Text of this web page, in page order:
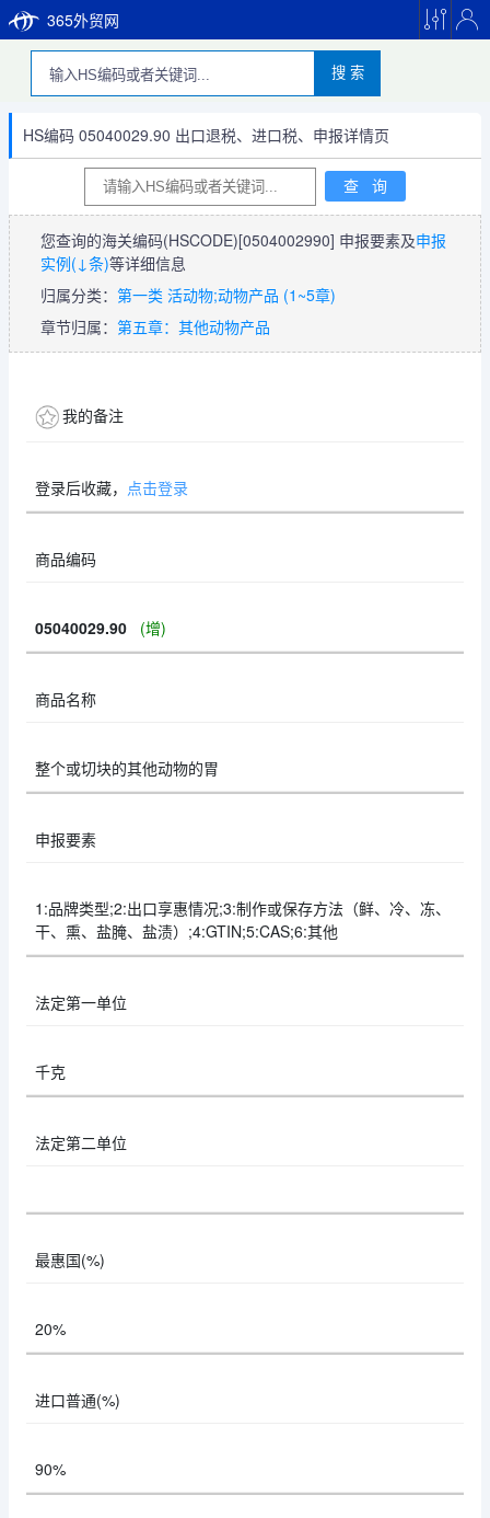
365外贸网
搜 索
HS编码 05040029.90 出口退税、进口税、申报详情页
您查询的海关编码(HSCODE)[0504002990] 申报要素及申报
实例(↓条)等详细信息
归属分类： 第一类 活动物;动物产品 (1~5章)
章节归属： 第五章：其他动物产品
我的备注
登录后收藏， 点击登录
商品编码
05040029.90 (增)
商品名称
整个或切块的其他动物的胃
申报要素
1:品牌类型;2:出口享惠情况;3:制作或保存方法（鲜、冷、冻、
干、熏、盐腌、盐渍）;4:GTIN;5:CAS;6:其他
法定第一单位
千克
法定第二单位
最惠国(%)
20%
进口普通(%)
90%